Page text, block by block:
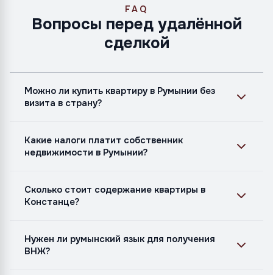
FAQ
Вопросы перед удалённой
сделкой
Можно ли купить квартиру в Румынии без
визита в страну?
Какие налоги платит собственник
недвижимости в Румынии?
Сколько стоит содержание квартиры в
Констанце?
Нужен ли румынский язык для получения
ВНЖ?